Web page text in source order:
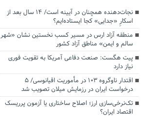
نجات‌دهنده‌ همچنان در آیینه است/ ۱۴ سال بعد از
اسکارِ «جدایی» کجا ایستاده‌ایم؟
منطقه آزاد ارس در مسیر کسب نخستین نشان «شهر
سالم و ایمن» مناطق آزاد کشور
پیت هگست: صنعت دفاعی آمریکا به تقویت فوری
نیاز دارد
اقتدار ناوگروه ۱۰۳ در مأموریت‌ اقیانوسی/ ۵
درخواست ایران در رزمایش میلان تصویب شد
تک‌نرخی‌سازی ارز؛ اصلاح ساختاری یا آزمون پرریسک
اقتصاد ایران؟